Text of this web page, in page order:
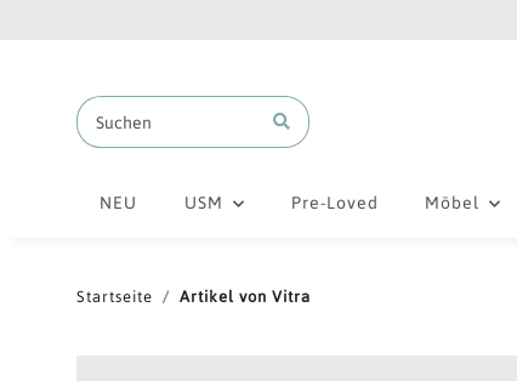
NEU USM Pre-Loved Möbel
Startseite Artikel von Vitra